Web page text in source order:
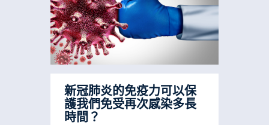
新冠肺炎的免疫力可以保
護我們免受再次感染多長
時間？